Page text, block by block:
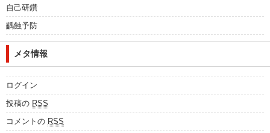
自己研鑽
齲蝕予防
メタ情報
ログイン
投稿の RSS
コメントの RSS